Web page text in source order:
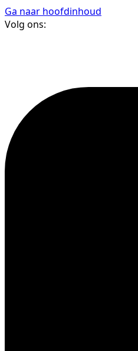
Ga naar hoofdinhoud
Volg ons: